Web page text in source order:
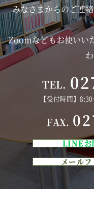
みなさまからのご連
Zoomなどもお使いい
TEL.
【受付時間】
FAX.
LINEお
メール